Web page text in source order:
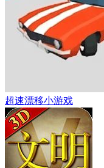
超速漂移小游戏